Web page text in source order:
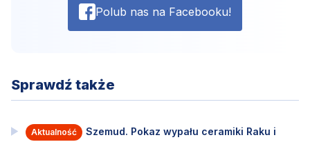
Polub nas na Facebooku!
Sprawdź także
Aktualność
Szemud. Pokaz wypału ceramiki Raku i